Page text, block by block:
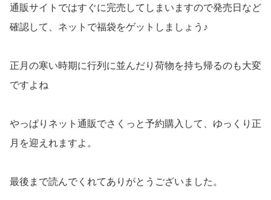
通販サイトではすぐに完売してしまいますので発売日など
確認して、ネットで福袋をゲットしましょう♪
正月の寒い時期に行列に並んだり荷物を持ち帰るのも大変
ですよね
やっぱりネット通販でさくっと予約購入して、ゆっくり正
月を迎えれますよ。
最後まで読んでくれてありがとうございました。